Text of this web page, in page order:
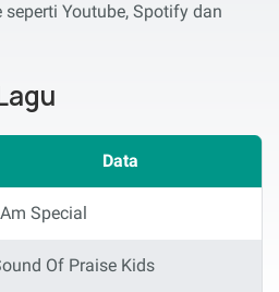
Youtube, Spotify dan
Data
Special
Of Praise Kids